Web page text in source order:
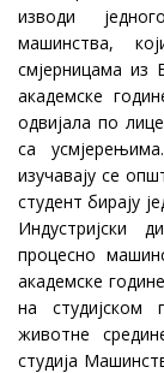
изводи
машинства,
смјерницама из
академске
одвијала по
са
изучавају се
студент бирају
Индустријски
процесно
академске
на студијском
животне
студија